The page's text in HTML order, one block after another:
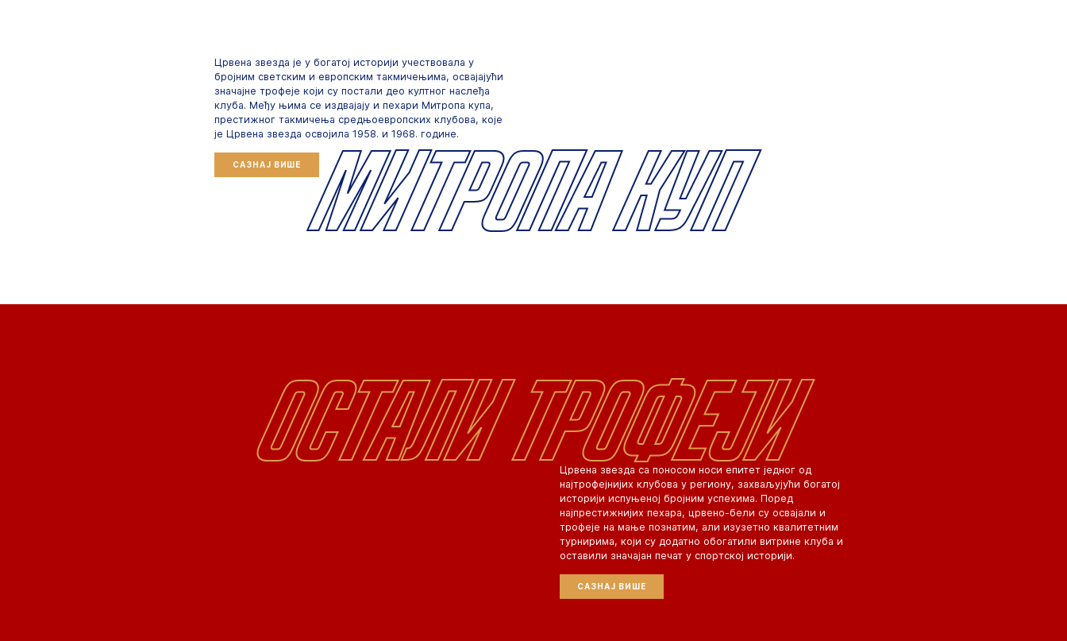
Црвена звезда је у богатој историји учествовала у
бројним светским и европским такмичењима, освајајући
значајне трофеје који су постали део култног наслеђа
клуба. Међу њима се издвајају и пехари Митропа купа,
престижног такмичења средњоевропских клубова, које
је Црвена звезда освојила 1958. и 1968. године.
САЗНАЈ ВИШЕ Митропа куп
Црвена звезда са поносом носи епитет једног од
најтрофејнијих клубова у региону, захваљујући богатој
историји испуњеној бројним успехима. Поред
најпрестижнијих пехара, црвено-бели су освајали и
трофеје на мање познатим, али изузетно квалитетним
турнирима, који су додатно обогатили витрине клуба и
оставили значајан печат у спортској историји.
САЗНАЈ ВИШЕ
Остали трофеји